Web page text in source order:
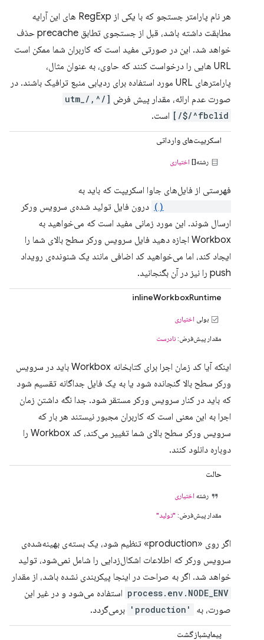
هر نام پارامتر جستجو که با یکی از RegExp های این آرایه
مطابقت داشته باشد، قبل از جستجوی تطابق precache حذف
خواهد شد. این در صورتی مفید است که کاربران شما ممکن است
URL هایی را درخواست کنند که حاوی، به عنوان مثال،
پارامترهای URL مورد استفاده برای ردیابی منبع ترافیک باشند. در
صورت عدم ارائه، مقدار پیش فرض
[/^utm_/,
/^fbclid$/]
است.
اسکریپت‌های وارداتی
رشته[] اختیاری
فهرستی از فایل‌های جاوا اسکریپت که باید به
درون فایل تولید شده‌ی سرویس ورکر
ارسال شوند. این مورد زمانی مفید است که می‌خواهید به
Workbox اجازه دهید فایل سرویس ورکر سطح بالای شما را
ایجاد کند، اما می‌خواهید کد اضافی مانند یک شنونده‌ی رویداد
push را نیز در آن بگنجانید.
inlineWorkboxRuntime
بولی اختیاری
مقدار پیش‌فرض: نادرست
اینکه آیا کد زمان اجرا برای کتابخانه Workbox باید در سرویس
ورکر سطح بالا گنجانده شود یا به یک فایل جداگانه تقسیم شود
که باید در کنار سرویس ورکر مستقر شود. جدا نگه داشتن زمان
اجرا به این معنی است که کاربران مجبور نیستند هر بار که
سرویس ورکر سطح بالای شما تغییر می‌کند، کد Workbox را
دوباره دانلود کنند.
حالت
رشته اختیاری
مقدار پیش‌فرض: "تولید"
اگر روی «production» تنظیم شود، یک بسته‌ی بهینه‌شده‌ی
سرویس ورکر که اطلاعات اشکال‌زدایی را شامل نمی‌شود، تولید
خواهد شد. اگر به صراحت در اینجا پیکربندی نشده باشد، از مقدار
process.env.NODE_ENV استفاده می‌شود و در غیر این
صورت، به
'production' برمی‌گردد.
پیمایشبازگشت